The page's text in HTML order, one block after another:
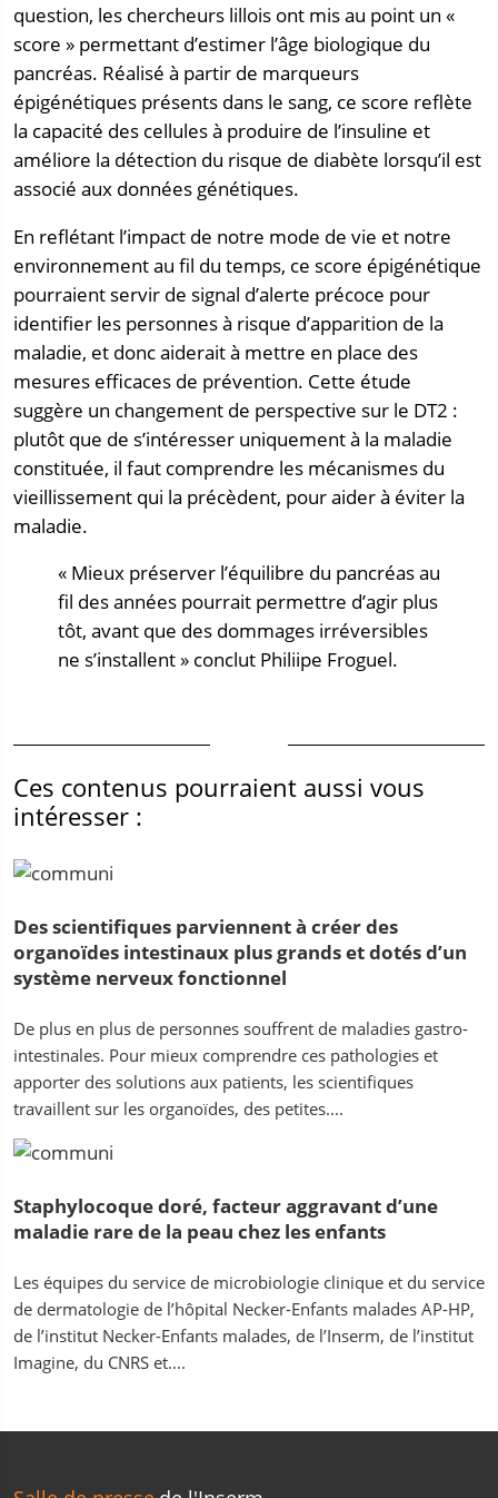
question, les chercheurs lillois ont mis au point un «
score » permettant d’estimer l’âge biologique du
pancréas. Réalisé à partir de marqueurs
épigénétiques présents dans le sang, ce score reflète
la capacité des cellules à produire de l’insuline et
améliore la détection du risque de diabète lorsqu’il est
associé aux données génétiques.
En reflétant l’impact de notre mode de vie et notre
environnement au fil du temps, ce score épigénétique
pourraient servir de signal d’alerte précoce pour
identifier les personnes à risque d’apparition de la
maladie, et donc aiderait à mettre en place des
mesures efficaces de prévention. Cette étude
suggère un changement de perspective sur le DT2 :
plutôt que de s’intéresser uniquement à la maladie
constituée, il faut comprendre les mécanismes du
vieillissement qui la précèdent, pour aider à éviter la
maladie.
« Mieux préserver l’équilibre du pancréas au
fil des années pourrait permettre d’agir plus
tôt, avant que des dommages irréversibles
ne s’installent » conclut Philiipe Froguel.
Ces contenus pourraient aussi vous
intéresser :
Des scientifiques parviennent à créer des
organoïdes intestinaux plus grands et dotés d’un
système nerveux fonctionnel
De plus en plus de personnes souffrent de maladies gastro-
intestinales. Pour mieux comprendre ces pathologies et
apporter des solutions aux patients, les scientifiques
travaillent sur les organoïdes, des petites....
Staphylocoque doré, facteur aggravant d’une
maladie rare de la peau chez les enfants
Les équipes du service de microbiologie clinique et du service
de dermatologie de l’hôpital Necker-Enfants malades AP-HP,
de l’institut Necker-Enfants malades, de l’Inserm, de l’institut
Imagine, du CNRS et....